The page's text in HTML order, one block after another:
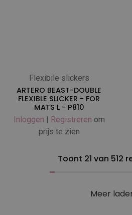
Flexibile slickers
ARTERO BEAST-DOUBLE
FLEXIBLE SLICKER - FOR
MATS L - P810
Inloggen | Registreren om
prijs te zien
Toont 21 van 512
Meer